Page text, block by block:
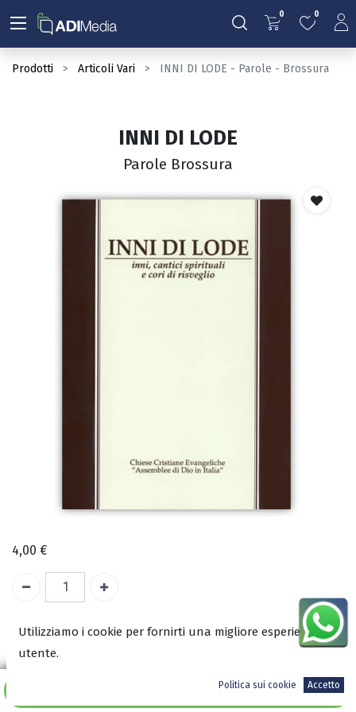
0 0
Prodotti Articoli Vari INNI DI LODE - Parole - Brossura
Aggiungi al carrello
INNI DI LODE
Parole Brossura
4,00 €
A magazzino
8008807020001
Utilizziamo i cookie per fornirti una migliore esperienza
utente.
Politica sui cookie Accetto